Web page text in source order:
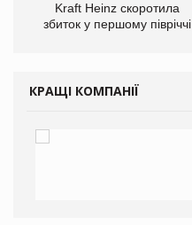
Kraft Heinz скоротила
збиток у першому півріччі
КРАЩІ КОМПАНІЇ